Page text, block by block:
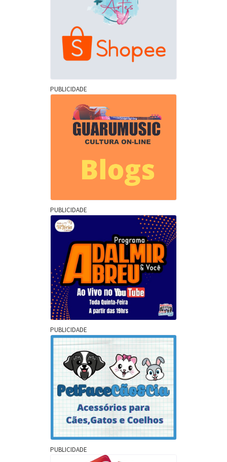
PUBLICIDADE
PUBLICIDADE
PUBLICIDADE
PUBLICIDADE